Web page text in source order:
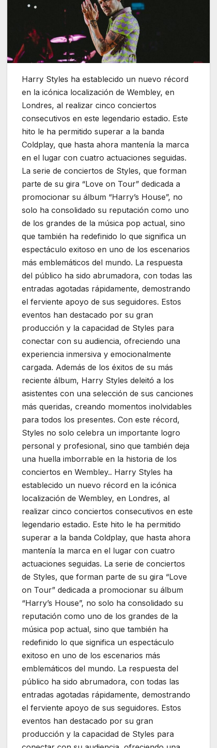
Harry Styles ha establecido un nuevo récord
en la icónica localización de Wembley, en
Londres, al realizar cinco conciertos
consecutivos en este legendario estadio. Este
hito le ha permitido superar a la banda
Coldplay, que hasta ahora mantenía la marca
en el lugar con cuatro actuaciones seguidas.
La serie de conciertos de Styles, que forman
parte de su gira “Love on Tour” dedicada a
promocionar su álbum “Harry’s House”, no
solo ha consolidado su reputación como uno
de los grandes de la música pop actual, sino
que también ha redefinido lo que significa un
espectáculo exitoso en uno de los escenarios
más emblemáticos del mundo. La respuesta
del público ha sido abrumadora, con todas las
entradas agotadas rápidamente, demostrando
el ferviente apoyo de sus seguidores. Estos
eventos han destacado por su gran
producción y la capacidad de Styles para
conectar con su audiencia, ofreciendo una
experiencia inmersiva y emocionalmente
cargada. Además de los éxitos de su más
reciente álbum, Harry Styles deleitó a los
asistentes con una selección de sus canciones
más queridas, creando momentos inolvidables
para todos los presentes. Con este récord,
Styles no solo celebra un importante logro
personal y profesional, sino que también deja
una huella imborrable en la historia de los
conciertos en Wembley.. Harry Styles ha
establecido un nuevo récord en la icónica
localización de Wembley, en Londres, al
realizar cinco conciertos consecutivos en este
legendario estadio. Este hito le ha permitido
superar a la banda Coldplay, que hasta ahora
mantenía la marca en el lugar con cuatro
actuaciones seguidas. La serie de conciertos
de Styles, que forman parte de su gira “Love
on Tour” dedicada a promocionar su álbum
“Harry’s House”, no solo ha consolidado su
reputación como uno de los grandes de la
música pop actual, sino que también ha
redefinido lo que significa un espectáculo
exitoso en uno de los escenarios más
emblemáticos del mundo. La respuesta del
público ha sido abrumadora, con todas las
entradas agotadas rápidamente, demostrando
el ferviente apoyo de sus seguidores. Estos
eventos han destacado por su gran
producción y la capacidad de Styles para